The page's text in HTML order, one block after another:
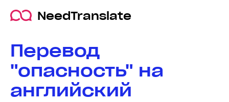
NeedTranslate
Перевод
"опасность" на
английский